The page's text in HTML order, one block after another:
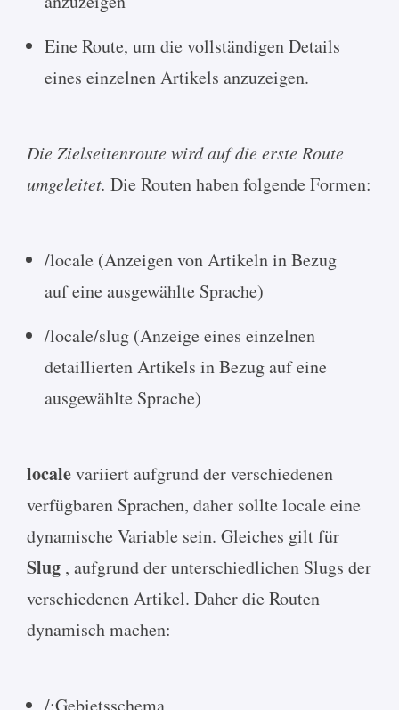
Eine Route, um die vollständigen Details
eines einzelnen Artikels anzuzeigen.
Die Zielseitenroute wird auf die erste Route
umgeleitet. Die Routen haben folgende Formen:
/locale (Anzeigen von Artikeln in Bezug
auf eine ausgewählte Sprache)
/locale/slug (Anzeige eines einzelnen
detaillierten Artikels in Bezug auf eine
ausgewählte Sprache)
localevariiert aufgrund der verschiedenen
verfügbaren Sprachen, daher sollte locale eine
dynamische Variable sein. Gleiches gilt für
Slug , aufgrund der unterschiedlichen Slugs der
verschiedenen Artikel. Daher die Routen
dynamisch machen: